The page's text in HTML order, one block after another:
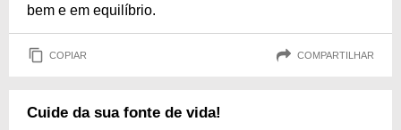
bem e em equilíbrio.
COPIAR COMPARTILHAR
Cuide da sua fonte de vida!